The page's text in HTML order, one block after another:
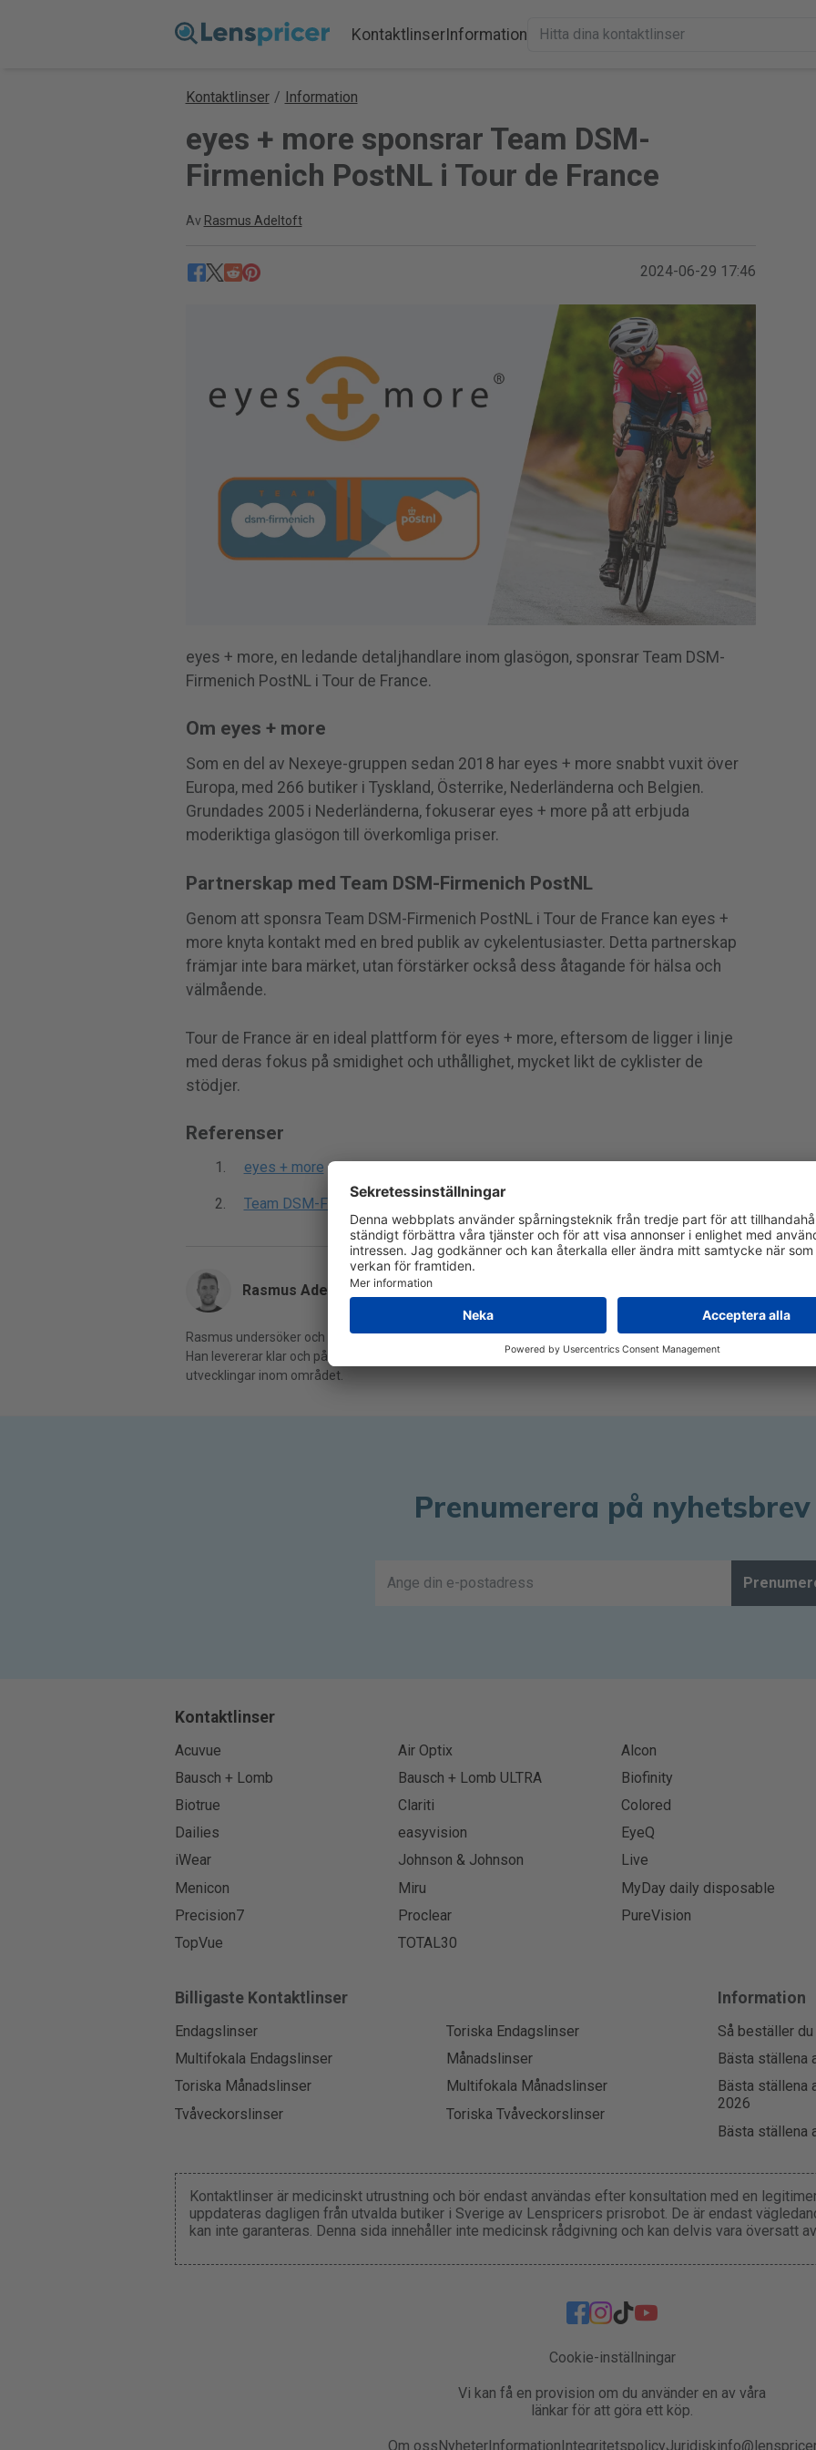
KontaktlinserInformation
Kontaktlinser / Information
eyes + more sponsrar Team DSM-
Firmenich PostNL i Tour de France
Av Rasmus Adeltoft
2024-06-29 17:46
eyes + more, en ledande detaljhandlare inom glasögon, sponsrar Team DSM-
Firmenich PostNL i Tour de France.
Om eyes + more
Som en del av Nexeye-gruppen sedan 2018 har eyes + more snabbt vuxit över
Europa, med 266 butiker i Tyskland, Österrike, Nederländerna och Belgien.
Grundades 2005 i Nederländerna, fokuserar eyes + more på att erbjuda
moderiktiga glasögon till överkomliga priser.
Partnerskap med Team DSM-Firmenich PostNL
Genom att sponsra Team DSM-Firmenich PostNL i Tour de France kan eyes +
more knyta kontakt med en bred publik av cykelentusiaster. Detta partnerskap
främjar inte bara märket, utan förstärker också dess åtagande för hälsa och
välmående.
Tour de France är en ideal plattform för eyes + more, eftersom de ligger i linje
med deras fokus på smidighet och uthållighet, mycket likt de cyklister de
stödjer.
Referenser
eyes + more
Team DSM-Firmenich PostNL Partners
Rasmus Adeltoft
Rasmus undersöker och skriver om de senaste trenderna och nyheterna inom syn och ögonhälsa.
Han levererar klar och pålitlig information som hjälper läsarna att hålla sig informerade om viktiga
utvecklingar inom området.
Prenumerera på nyhetsbrev
Kontaktlinser
Acuvue Air Optix
Alcon
Bausch + Lomb
Bausch + Lomb ULTRA
Biofinity
Biotrue
Clariti
Colored
Dailies
easyvision
EyeQ
iWear
Johnson & Johnson
Live
Menicon
Miru
MyDay daily disposable
Precision7
Proclear
PureVision
TopVue
TOTAL30
Billigaste Kontaktlinser
Endagslinser
Toriska Endagslinser
Multifokala Endagslinser
Månadslinser
Toriska Månadslinser
Multifokala Månadslinser
Tvåveckorslinser
Toriska Tvåveckorslinser
Information
Så beställer
Bästa ställena
Bästa ställena
2026
Bästa ställena
Kontaktlinser är medicinskt utrustning och bör endast användas efter konsultation med en
uppdateras dagligen från utvalda butiker i Sverige av Lenspricers prisrobot. De är endast
kan inte garanteras. Denna sida innehåller inte medicinsk rådgivning och kan delvis vara översatt
Cookie-inställningar
Vi kan få en provision om du använder en av våra
länkar för att göra ett köp.
Om ossNyheterInformationIntegritetspolicyJuridisk